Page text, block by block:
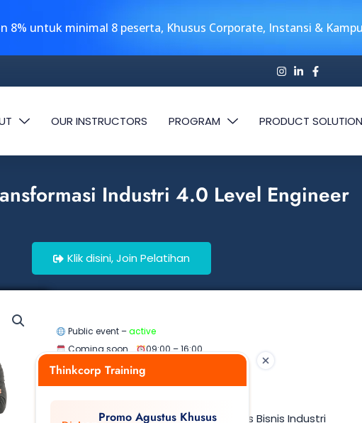
8% untuk minimal 8 peserta, Khusus Corporate, Instansi &
OUR INSTRUCTORS PROGRAM PRODUCT SOLUTION
Industri 4.0 Level Engineer
Klik disini, Join Pelatihan
Public event –active
Coming soon
09:00 – 16:00
Zoom Meeting (Online)
Rp 2.500.000,-
Merencanakan Rekayasa Kasus Bisnis Industri
Thinkcorp Training
Promo Agustus Khusus